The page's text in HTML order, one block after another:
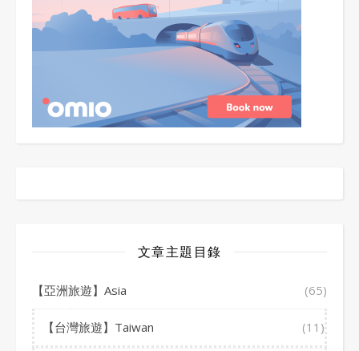
文章主題目錄
【亞洲旅遊】Asia (65)
【台灣旅遊】Taiwan (11)